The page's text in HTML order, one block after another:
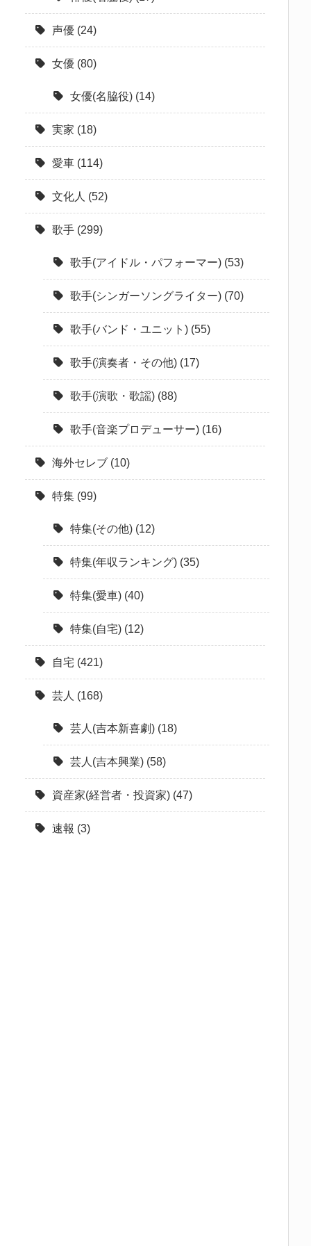
声優 (24)
女優 (80)
女優(名脇役) (14)
実家 (18)
愛車 (114)
文化人 (52)
歌手 (299)
歌手(アイドル・パフォーマー) (53)
歌手(シンガーソングライター) (70)
歌手(バンド・ユニット) (55)
歌手(演奏者・その他) (17)
歌手(演歌・歌謡) (88)
歌手(音楽プロデューサー) (16)
海外セレブ (10)
特集 (99)
特集(その他) (12)
特集(年収ランキング) (35)
特集(愛車) (40)
特集(自宅) (12)
自宅 (421)
芸人 (168)
芸人(吉本新喜劇) (18)
芸人(吉本興業) (58)
資産家(経営者・投資家) (47)
速報 (3)